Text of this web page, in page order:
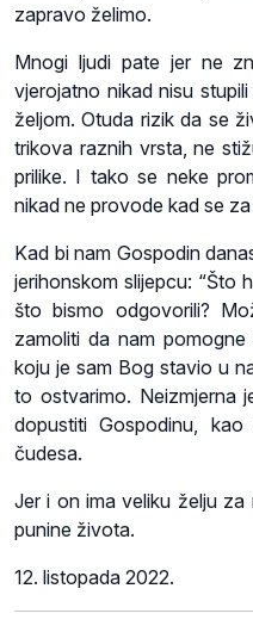
zapravo želimo.
Mnogi ljudi pate jer ne
vjerojatno nikad nisu
željom. Otuda rizik da se
trikova raznih vrsta, ne
prilike. I tako se neke
nikad ne provode kad se
Kad bi nam Gospodin
jerihonskom slijepcu: “Što
što bismo odgovorili?
zamoliti da nam
koju je sam Bog stavio u
to ostvarimo. Neizmjerna
dopustiti Gospodinu,
čudesa.
Jer i on ima veliku želju
punine života.
12. listopada 2022.